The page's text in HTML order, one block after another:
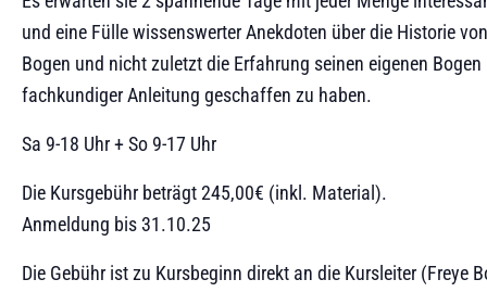
und eine Fülle wissenswerter Anekdoten über die Historie
Bogen und nicht zuletzt die Erfahrung seinen eigenen Bogen
fachkundiger Anleitung geschaffen zu haben.
Sa 9-18 Uhr + So 9-17 Uhr
Die Kursgebühr beträgt 245,00€ (inkl. Material).
Anmeldung bis 31.10.25
Die Gebühr ist zu Kursbeginn direkt an die Kursleiter (Freye